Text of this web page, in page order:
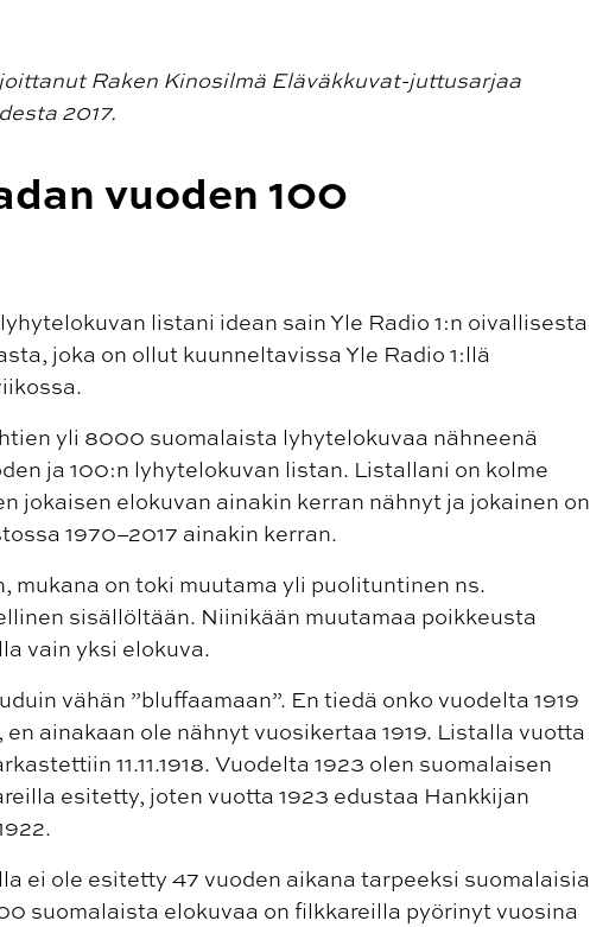
Raken Kinosilmä Eläväkkuvat-juttusarjaa
2017.
vuoden 100
listani idean sain Yle Radio 1:n oivallisesta
joka on ollut kuunneltavissa Yle Radio 1:llä
yli 8000 suomalaista lyhytelokuvaa nähneenä
ja 100:n lyhytelokuvan listan. Listallani on kolme
jokaisen elokuvan ainakin kerran nähnyt ja jokainen on
1970–2017 ainakin kerran.
on toki muutama yli puolituntinen ns.
sisällöltään. Niinikään muutamaa poikkeusta
vain yksi elokuva.
vähän ”bluffaamaan”. En tiedä onko vuodelta 1919
ainakaan ole nähnyt vuosikertaa 1919. Listalla vuotta
11.11.1918. Vuodelta 1923 olen suomalaisen
esitetty, joten vuotta 1923 edustaa Hankkijan
ei ole esitetty 47 vuoden aikana tarpeeksi suomalaisia
suomalaista elokuvaa on filkkareilla pyörinyt vuosina